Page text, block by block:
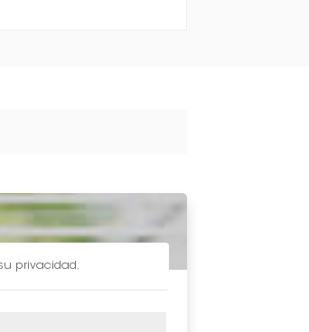
privacidad.